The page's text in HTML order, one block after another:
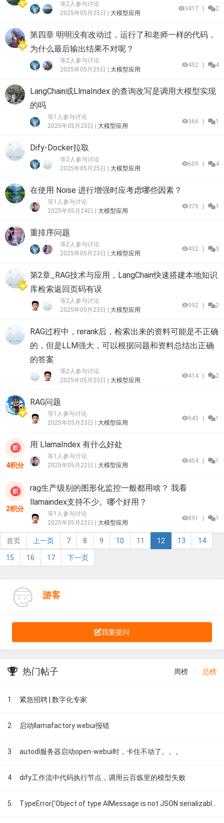
等2人参与讨论
2025年05月25日 | 大模型应用
3417 2
第四章 明明没有改动过，运行了和老师一样的代码，
为什么最后输出结果不对呢？
等2人参与讨论
2025年05月25日 | 大模型应用
452 4
LangChain或LlmaIndex 的查询改写是调用大模型实现
的吗
等1人参与讨论
2025年05月25日 | 大模型应用
366 1
Dify-Docker拉取
等2人参与讨论
2025年05月25日 | 大模型应用
609 4
在使用 Noise 进行增强时应考虑哪些因素？
等1人参与讨论
2025年05月24日 | 大模型应用
375 1
重排序问题
等2人参与讨论
2025年05月23日 | 大模型应用
432 3
第2章_RAG技术与应用，LangChain快速搭建本地知识
库检索返回页码有误
等2人参与讨论
2025年05月23日 | 大模型应用
992 2
RAG过程中，rerank后，检索出来的资料可能是不正确
的，但是LLM强大，可以根据问题和资料总结出正确
的答案
等2人参与讨论
2025年05月23日 | 大模型应用
414 2
RAG问题
等1人参与讨论
2025年05月23日 | 大模型应用
943 1
4积分
用 LlamaIndex 有什么好处
等1人参与讨论
2025年05月22日 | 大模型应用
454 1
2积分
rag生产级别的图形化监控一般都用啥？ 我看
llamaindex支持不少。哪个好用？
等1人参与讨论
2025年05月22日 | 大模型应用
891 1
首页 上一页 7 8 9 10 11 12 13 14
15 16 17 下一页
游客
我要提问
热门帖子 周榜 总榜
1 紧急招聘 | 数字化专家
2 启动llamafactory webui报错
3 autodl服务器启动open-webui时，卡住不动了。。。
4 dify工作流中代码执行节点，调用云百炼里的模型失败
5